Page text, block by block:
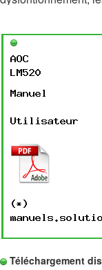
Téléchargement